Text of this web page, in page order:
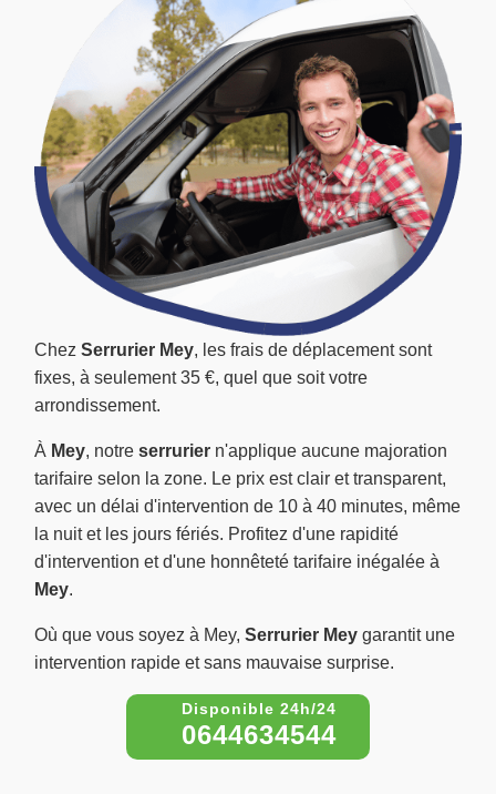
Chez Serrurier Mey, les frais de déplacement sont
fixes, à seulement 35 €, quel que soit votre
arrondissement.
À Mey, notre serrurier n'applique aucune majoration
tarifaire selon la zone. Le prix est clair et transparent,
avec un délai d'intervention de 10 à 40 minutes, même
la nuit et les jours fériés. Profitez d'une rapidité
d'intervention et d'une honnêteté tarifaire inégalée à
Mey.
Où que vous soyez à Mey, Serrurier Mey garantit une
intervention rapide et sans mauvaise surprise.
0644634544